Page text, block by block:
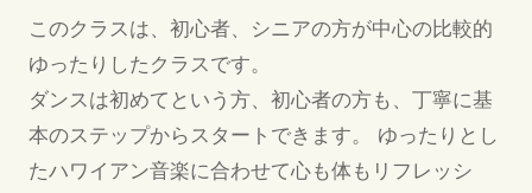
このクラスは、初心者、シニアの方が中心の比較的
ゆったりしたクラスです。
ダンスは初めてという方、初心者の方も、丁寧に基
本のステップからスタートできます。 ゆったりとし
たハワイアン音楽に合わせて心も体もリフレッシ